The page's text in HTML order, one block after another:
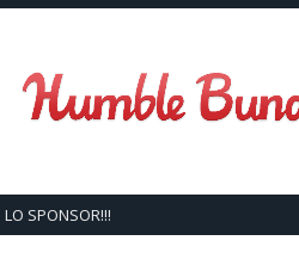
LO SPONSOR!!!